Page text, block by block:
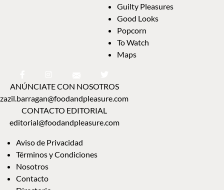
Guilty Pleasures
Good Looks
Popcorn
To Watch
Maps
ANÚNCIATE CON NOSOTROS
zazil.barragan@foodandpleasure.com
CONTACTO EDITORIAL
editorial@foodandpleasure.com
Aviso de Privacidad
Términos y Condiciones
Nosotros
Contacto